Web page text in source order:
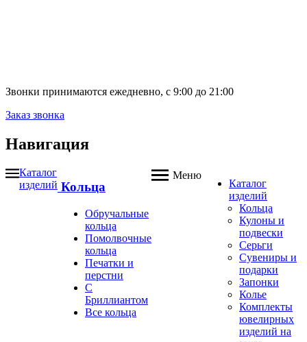
Звонки принимаются ежедневно, с 9:00 до 21:00
Заказ звонка
Навигация
Каталог
изделий Кольца
Обручальные
кольца
Помолвочные
кольца
Печатки и
перстни
С
Бриллиантом
Все кольца
Меню
Каталог
изделий
Кольца
Кулоны и
подвески
Серьги
Сувениры и
подарки
Запонки
Колье
Комплекты
ювелирных
изделий на